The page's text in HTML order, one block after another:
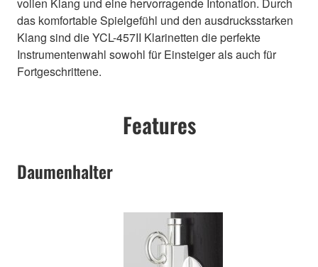
das komfortable Spielgefühl und den ausdrucksstarken
Klang sind die YCL-457II Klarinetten die perfekte
Instrumentenwahl sowohl für Einsteiger als auch für
Fortgeschrittene.
Features
Daumenhalter